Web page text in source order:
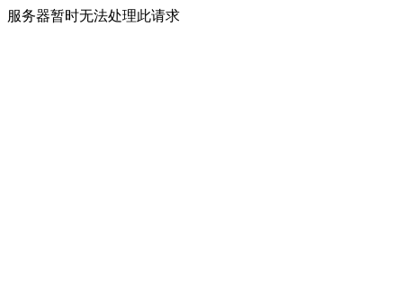
服务器暂时无法处理此请求